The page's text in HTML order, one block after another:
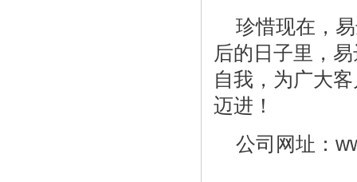
珍惜现在，易
后的日子里，
自我，为广大
迈进！
公司网址：